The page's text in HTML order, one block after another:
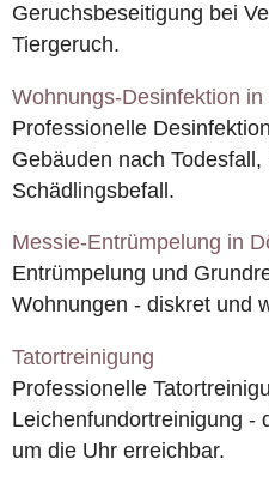
Geruchsbeseitigung bei
Tiergeruch.
Wohnungs-Desinfektion in
Professionelle
Gebäuden nach
Schädlingsbefall.
Messie-Entrümpelung in
Entrümpelung und
Wohnungen - diskret und
Tatortreinigung
Professionelle
Leichenfundortreinigung -
um die Uhr erreichbar.